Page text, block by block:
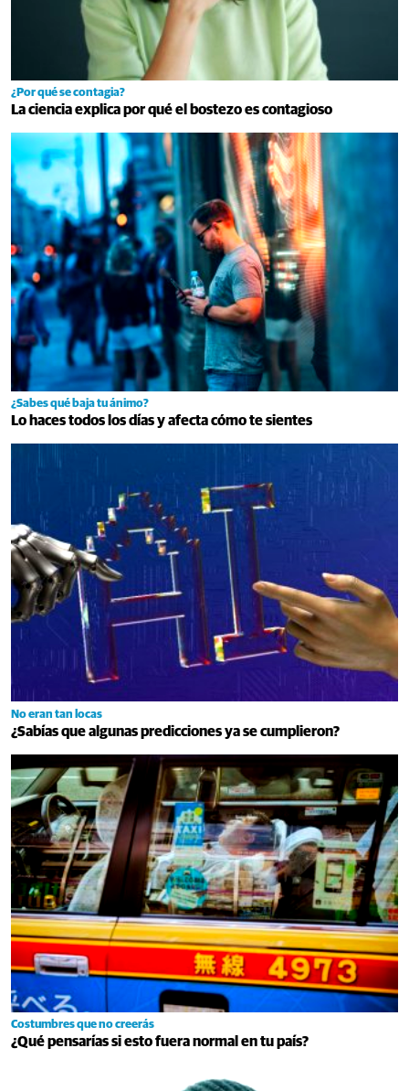
¿Por qué se contagia?
La ciencia explica por qué el bostezo es contagioso
¿Sabes qué baja tu ánimo?
Lo haces todos los días y afecta cómo te sientes
No eran tan locas
¿Sabías que algunas predicciones ya se cumplieron?
Costumbres que no creerás
¿Qué pensarías si esto fuera normal en tu país?